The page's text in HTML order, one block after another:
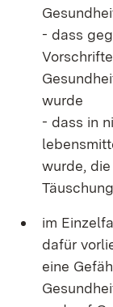
- dass
wurde
- dass in
wurde,
im
dafür
eine